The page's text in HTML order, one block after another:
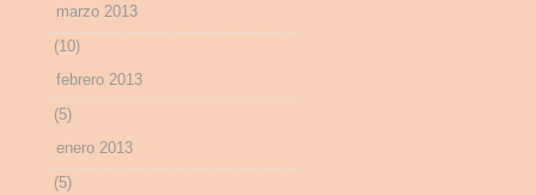
marzo 2013
(10)
febrero 2013
(5)
enero 2013
(5)